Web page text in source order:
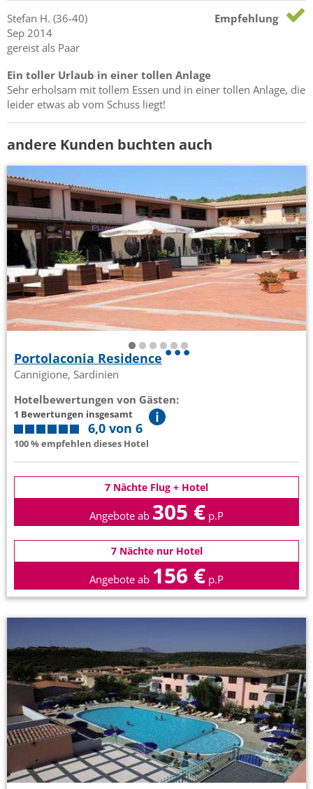
Stefan H. (36-40)
Sep 2014
gereist als Paar
Empfehlung
Ein toller Urlaub in einer tollen Anlage
Sehr erholsam mit tollem Essen und in einer tollen Anlage, die
leider etwas ab vom Schuss liegt!
andere Kunden buchten auch
Portolaconia Residence
Cannigione, Sardinien
Hotelbewertungen von Gästen:
1 Bewertungen insgesamt
6,0 von 6
100 % empfehlen dieses Hotel
7 Nächte Flug + Hotel
Angebote ab 305 € p.P
7 Nächte nur Hotel
Angebote ab 156 € p.P